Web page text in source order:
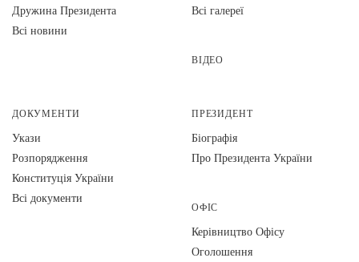
Дружина Президента
Всі новини
Всі галереї
ВІДЕО
ДОКУМЕНТИ
Укази
Розпорядження
Конституція України
Всі документи
ПРЕЗИДЕНТ
Біографія
Про Президента України
ОФІС
Керівництво Офісу
Оголошення